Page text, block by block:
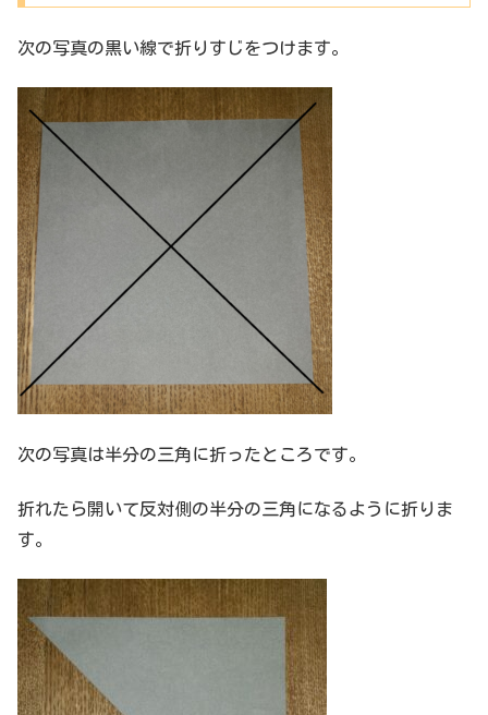
次の写真の黒い線で折りすじをつけます。
次の写真は半分の三角に折ったところです。
折れたら開いて反対側の半分の三角になるように折りま
す。